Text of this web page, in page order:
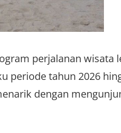
perjalanan wisata
periode tahun 2026
dengan